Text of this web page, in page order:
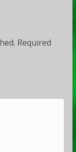
Required